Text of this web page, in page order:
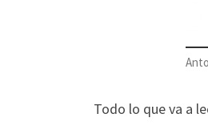
Todo lo que va a